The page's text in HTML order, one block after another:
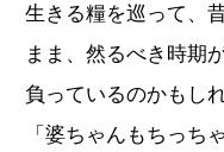
生きる糧を巡って、
まま、然るべき時期
負っているのかもしれ
「婆ちゃんもちっち